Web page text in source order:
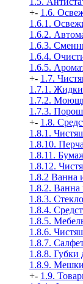
+- 1.6.
1.6.1.
1.6.2.
1.6.3.
1.6.4.
1.6.5.
+- 1.7.
1.7.1.
1.7.2.
1.7.3.
+- 1.8.
1.8.1.
1.8.10.
1.8.11.
1.8.12.
1.8.2 Ванна
1.8.2. Ванна
1.8.3.
1.8.4.
1.8.5.
1.8.6.
1.8.7.
1.8.8. Губки
1.8.9.
+- 1.9.